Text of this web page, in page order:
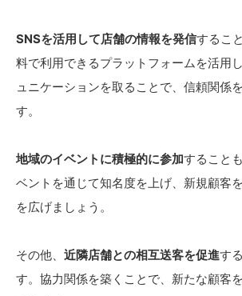
SNSを活用して店舗の情報を発信するこ
料で利用できるプラットフォームを活用
ュニケーションを取ることで、信頼関係
す。
地域のイベントに積極的に参加すること
ベントを通じて知名度を上げ、新規顧客
を広げましょう。
その他、 近隣店舗との相互送客を促進す
す。協力関係を築くことで、新たな顧客